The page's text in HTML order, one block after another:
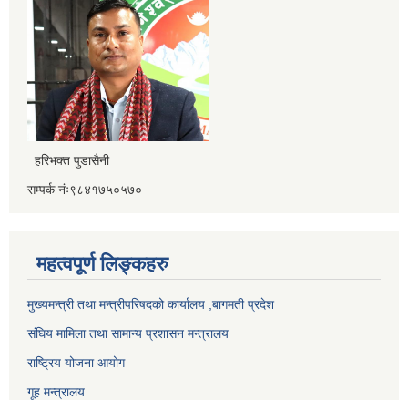
हरिभक्त पुडासैनी
सम्पर्क नंः९८४१७५०५७०
महत्वपूर्ण लिङ्कहरु
मुख्यमन्त्री तथा मन्त्रीपरिषदको कार्यालय ,बागमती प्रदेश
संघिय मामिला तथा सामान्य प्रशासन मन्त्रालय
राष्ट्रिय योजना आयोग
गूह मन्त्रालय